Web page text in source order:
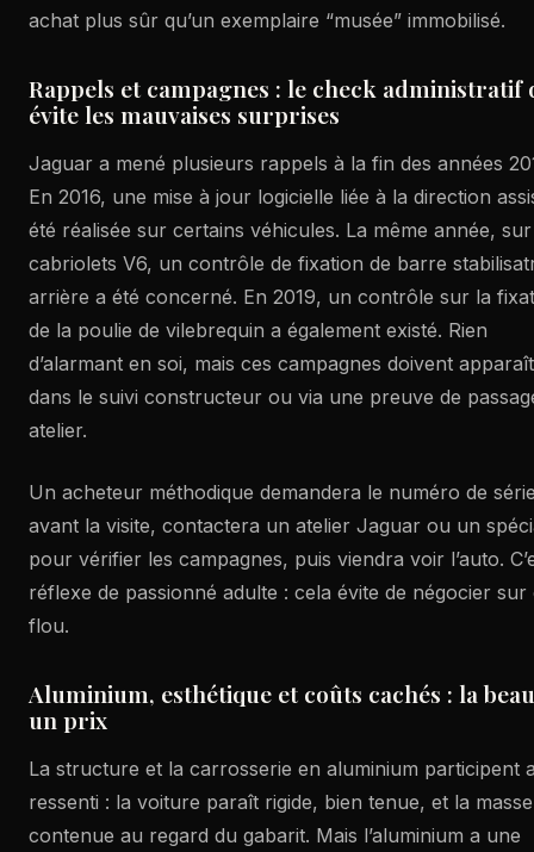
achat plus sûr qu’un exemplaire “musée” immobilisé.
Rappels et campagnes : le check administratif
évite les mauvaises surprises
Jaguar a mené plusieurs rappels à la fin des années
En 2016, une mise à jour logicielle liée à la direction
été réalisée sur certains véhicules. La même année,
cabriolets V6, un contrôle de fixation de barre
arrière a été concerné. En 2019, un contrôle sur la
de la poulie de vilebrequin a également existé. Rien
d’alarmant en soi, mais ces campagnes doivent
dans le suivi constructeur ou via une preuve de
atelier.
Un acheteur méthodique demandera le numéro de
avant la visite, contactera un atelier Jaguar ou un
pour vérifier les campagnes, puis viendra voir l’auto.
réflexe de passionné adulte : cela évite de négocier sur
flou.
Aluminium, esthétique et coûts cachés : la
un prix
La structure et la carrosserie en aluminium participent
ressenti : la voiture paraît rigide, bien tenue, et la
contenue au regard du gabarit. Mais l’aluminium a une